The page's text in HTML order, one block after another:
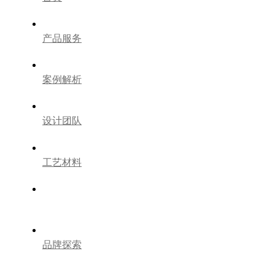
产品服务
案例解析
设计团队
工艺材料
品牌探索